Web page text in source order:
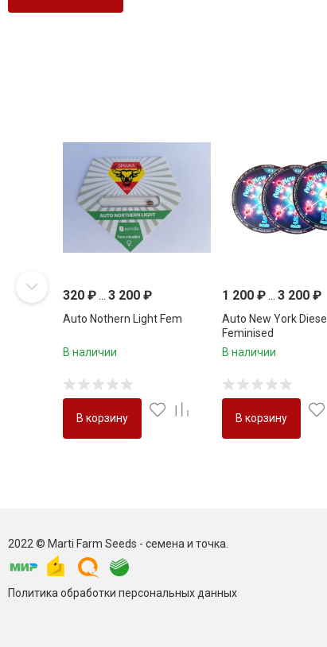
320 ₽... 3 200 ₽
Auto Nothern Light Fem
В наличии
В корзину
1 200 ₽... 3 200 ₽
Auto New York Diesel
Feminised
В наличии
В корзину
2022 © Marti Farm Seeds - семена и точка.
Политика обработки персональных данных